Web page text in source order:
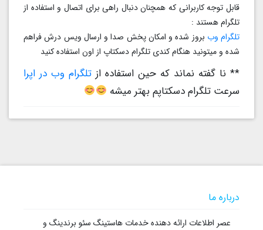
قابل توجه کاربرانی که همچنان دنبال راهی برای اتصال و استفاده از
تلگرام هستند :
تلگرام وببروز شده و امکان پخش صدا و ارسال ویس درش فراهم
شده و میتونید هنگام کندی تلگرام دسکتاپ از اون استفاده کنید
** نا گفته نماند که حین استفاده از تلگرام وب در اپرا
سرعت تلگرام دسکتاپم بهتر میشه
درباره ما
عصر اطلاعات ارائه دهنده خدمات هاستینگ سئو برندینگ و